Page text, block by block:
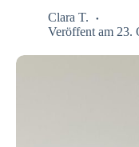
Clara T.
Veröffent am 23.